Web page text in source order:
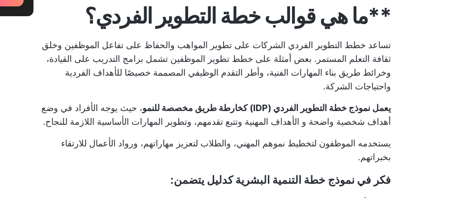
**ما هي قوالب خطة التطوير الفردي؟
تساعد خطط التطوير الفردي الشركات على تطوير المواهب والحفاظ على تفاعل الموظفين وخلق
ثقافة التعلم المستمر. بعض أمثلة على خطط تطوير الموظفين تشمل برامج التدريب على القيادة،
وخرائط طريق بناء المهارات الفنية، وأطر التقدم الوظيفي المصممة خصيصًا للأهداف الفردية
واحتياجات الشركة.
يعمل نموذج خطة التطوير الفردي (IDP) كخارطة طريق مخصصة للنمو
، حيث يوجه الأفراد في وضع
أهداف شخصية واضحة و الأهداف المهنية وتتبع تقدمهم، وتطوير المهارات الأساسية اللازمة للنجاح.
يستخدمه الموظفون لتخطيط نموهم المهني، والطلاب لتعزيز مهاراتهم، ورواد الأعمال للارتقاء
بخبراتهم.
فكر في نموذج خطة التنمية البشرية كدليل يتضمن: